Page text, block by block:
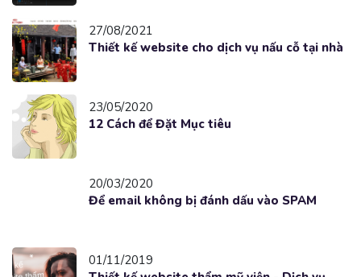
27/08/2021
Thiết kế website cho dịch vụ nấu cỗ tại nhà
23/05/2020
12 Cách để Đặt Mục tiêu
20/03/2020
Để email không bị đánh dấu vào SPAM
01/11/2019